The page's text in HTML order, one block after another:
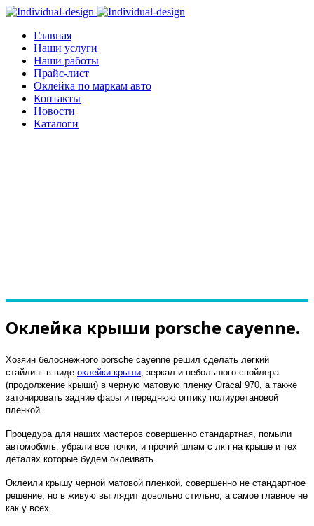
Главная
Наши услуги
Наши работы
Прайс-лист
Оклейка по маркам авто
Контакты
Новости
Каталоги
Оклейка крыши porsche cayenne.
Хозяин белоснежного porsche cayenne решил сделать легкий
стайлинг в виде оклейки крыши, зеркал и небольшого спойлера
(продолжение крыши) в черную матовую пленку Oracal 970, а также
затонировать задние фары и переднюю оптику полиуретановой
пленкой.
Процедура для наших мастеров совершенно стандартная, помыли
автомобиль, убрали все точки, и прочий шлам с лкп на крыше и тех
деталях которые будем оклеивать.
Оклеили крышу черной матовой пленкой, совершенно не стандартное
решение, но в живую выглядит довольно стильно, а самое главное не
как у всех.